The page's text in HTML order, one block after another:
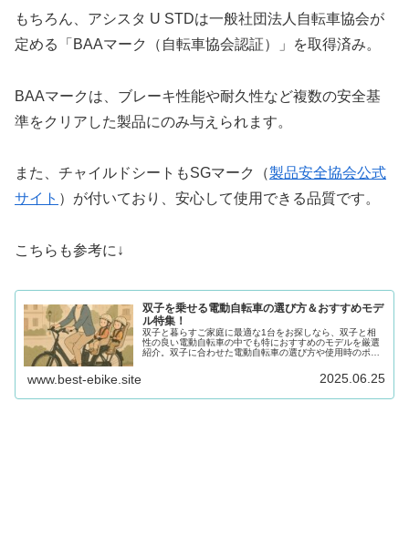
もちろん、アシスタ U STDは一般社団法人自転車協会が
定める「BAAマーク（自転車協会認証）」を取得済み。
BAAマークは、ブレーキ性能や耐久性など複数の安全基
準をクリアした製品にのみ与えられます。
また、チャイルドシートもSGマーク（製品安全協会公式
サイト ）が付いており、安心して使用できる品質です。
こちらも参考に↓
双子を乗せる電動自転車の選び方＆おすすめモデ
ル特集！
双子と暮らすご家庭に最適な1台をお探しなら、双子と相
性の良い電動自転車の中でも特におすすめのモデルを厳選
紹介。双子に合わせた電動自転車の選び方や使用時のポイ
www.best-ebike.site 2025.06.25